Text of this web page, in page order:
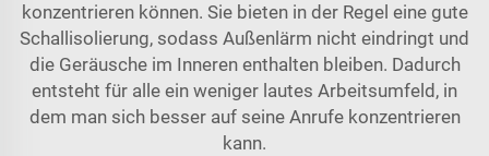
konzentrieren können. Sie bieten in der Regel eine gute
Schallisolierung, sodass Außenlärm nicht eindringt und
die Geräusche im Inneren enthalten bleiben. Dadurch
entsteht für alle ein weniger lautes Arbeitsumfeld, in
dem man sich besser auf seine Anrufe konzentrieren
kann.